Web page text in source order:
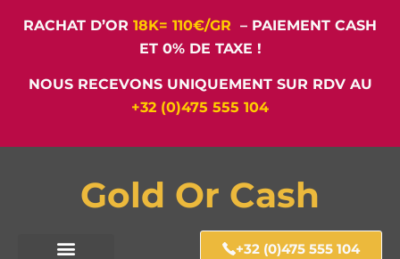
RACHAT D’OR 18K= 110€/GR – PAIEMENT CASH
ET 0% DE TAXE !
NOUS RECEVONS UNIQUEMENT SUR RDV AU
+32 (0)475 555 104
Gold Or Cash
+32 (0)475 555 104